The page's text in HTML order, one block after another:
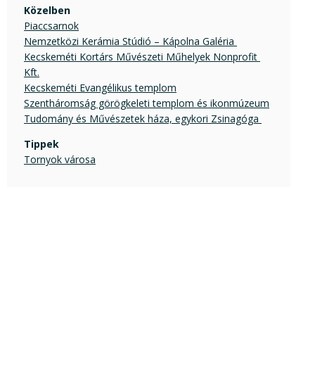
Közelben
Piaccsarnok
Nemzetközi Kerámia Stúdió – Kápolna Galéria
Kecskeméti Kortárs Művészeti Műhelyek Nonprofit
Kft.
Kecskeméti Evangélikus templom
Szentháromság görögkeleti templom és ikonmúzeum
Tudomány és Művészetek háza, egykori Zsinagóga
Tippek
Tornyok városa